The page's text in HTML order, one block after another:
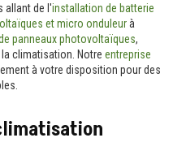
allant de l'installation de batterie
et micro onduleurà
panneaux photovoltaïques,
climatisation. Notre entreprise
à votre disposition pour des